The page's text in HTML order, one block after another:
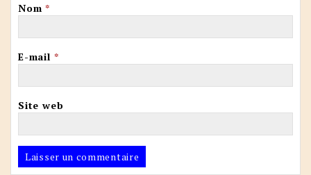
Nom*
E-mail *
Site web